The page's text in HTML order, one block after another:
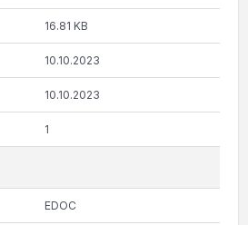
16.81 KB
10.10.2023
10.10.2023
1
EDOC